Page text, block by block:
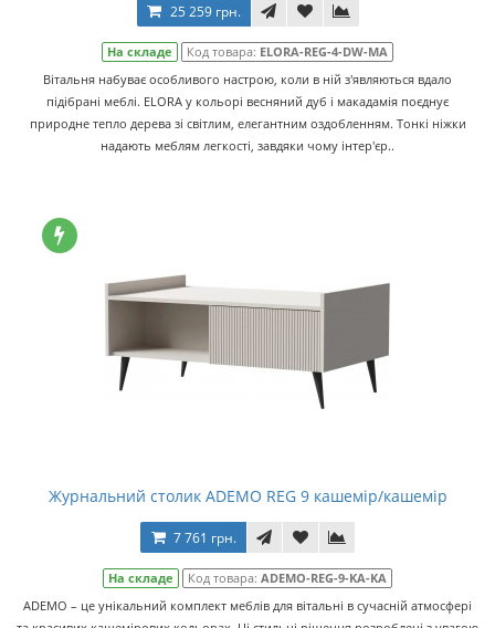
25 259 грн.
На складе Код товара: ELORA-REG-4-DW-MA
Вітальня набуває особливого настрою, коли в ній з'являються вдало
підібрані меблі. ELORA у кольорі весняний дуб і макадамія поєднує
природне тепло дерева зі світлим, елегантним оздобленням. Тонкі ніжки
надають меблям легкості, завдяки чому інтер'єр..
Журнальний столик ADEMO REG 9 кашемір/кашемір
7 761 грн.
На складе Код товара: ADEMO-REG-9-KA-KA
ADEMO – це унікальний комплект меблів для вітальні в сучасній атмосфері